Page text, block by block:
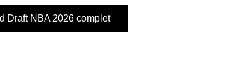
Draft NBA 2026 complet